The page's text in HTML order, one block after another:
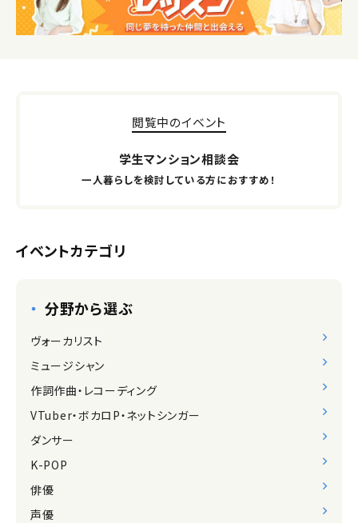
閲覧中のイベント
学生マンション相談会
一人暮らしを検討している方におすすめ！
イベントカテゴリ
分野から選ぶ
ヴォーカリスト
ミュージシャン
作詞作曲・レコーディング
VTuber・ボカロP・ネットシンガー
ダンサー
K-POP
俳優
声優